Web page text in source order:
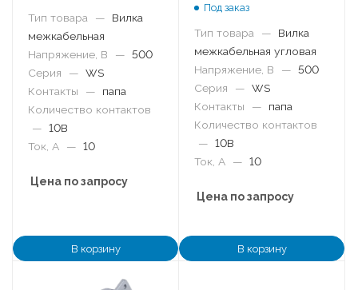
Тип товара —
Вилка
межкабельная
Напряжение, В
— 500
Серия
— WS
Контакты
—
папа
Количество контактов
— 10B
Ток, А
— 10
Цена по запросу
В корзину
Под заказ
Тип товара —
Вилка
межкабельная угловая
Напряжение, В
— 500
Серия
— WS
Контакты
—
папа
Количество контактов
— 10B
Ток, А
— 10
Цена по запросу
В корзину